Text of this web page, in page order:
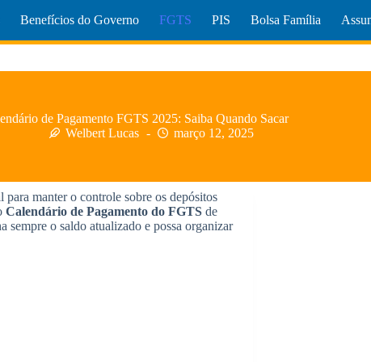
Benefícios do Governo FGTS PIS Bolsa Família
de Pagamento FGTS 2025: Saiba Quando Sacar
Welbert Lucas
março 12, 2025
para manter o controle sobre os depósitos
Calendário de Pagamento do FGTS de
sempre o saldo atualizado e possa organizar